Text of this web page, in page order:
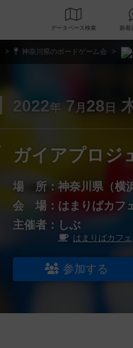
データベース 検索
神奈川県のボードゲーム会
2022年 7 月 28 日
ガイアプロジ
場 所： 神奈川県（横
会 場： はまりばカフ
主催者：
しぶ
はまりばカフェ
参加する